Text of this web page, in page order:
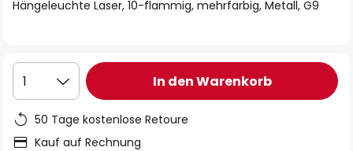
Hängeleuchte Laser, 10-flammig, mehrfarbig, Metall, G9
1 In den Warenkorb
50 Tage kostenlose Retoure
Kauf auf Rechnung